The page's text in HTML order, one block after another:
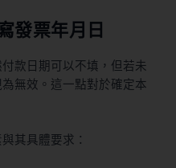
發票年月日
款日期可以不填，但若未
無效。這一點對於確定本
其具體要求：